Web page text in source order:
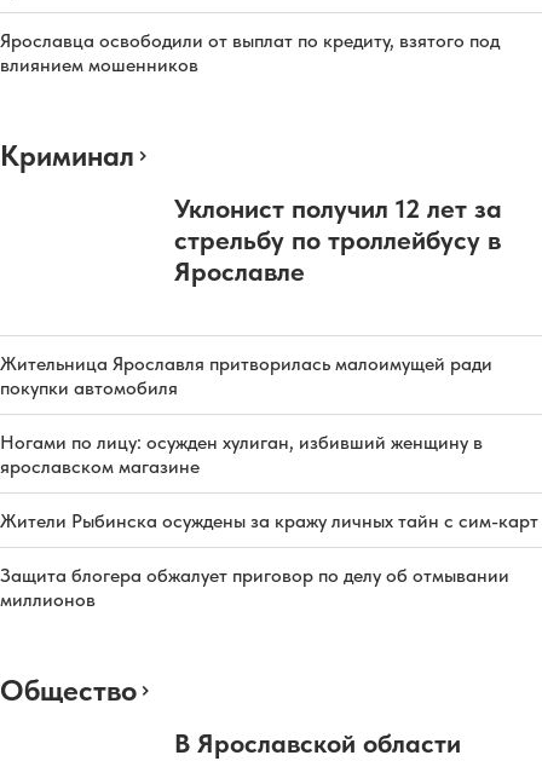
Ярославца освободили от выплат по кредиту, взятого под
влиянием мошенников
Криминал
Уклонист получил 12 лет за
стрельбу по троллейбусу в
Ярославле
Жительница Ярославля притворилась малоимущей ради
покупки автомобиля
Ногами по лицу: осужден хулиган, избивший женщину в
ярославском магазине
Жители Рыбинска осуждены за кражу личных тайн с сим-карт
Защита блогера обжалует приговор по делу об отмывании
миллионов
Общество
В Ярославской области